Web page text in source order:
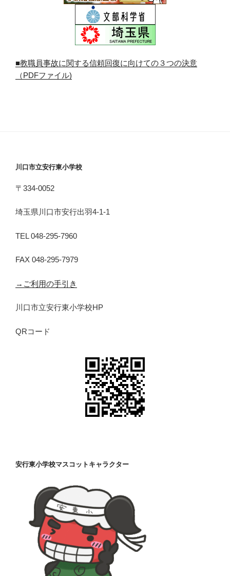
■教職員事故に関する信頼回復に向けての３つの決意
（PDFファイル)
川口市立安行東小学校
〒334-0052
埼玉県川口市安行出羽4-1-1
TEL 048-295-7960
FAX 048-295-7979
→ご利用の手引き
川口市立安行東小学校HP
QRコード
安行東小学校マスコットキャラクター